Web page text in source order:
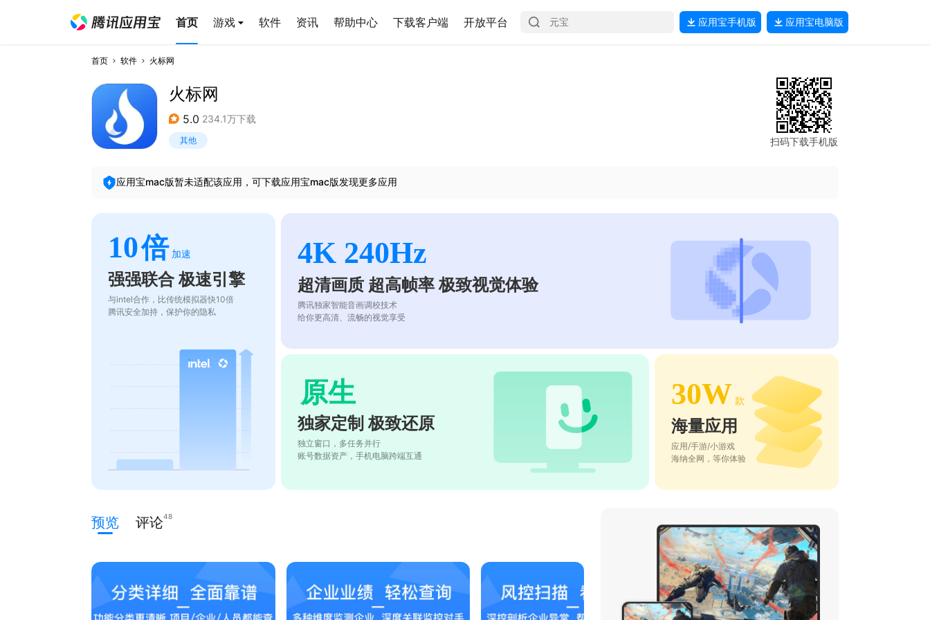
首页 游戏 软件 资讯 帮助中心 下载客户端 开放平台 应用宝手机版 应用宝电脑版
首页 软件 火标网
火标网
5.0 234.1万下载
其他 扫码下载手机版
应用宝mac版暂未适配该应用，可下载应用宝mac版发现更多应用
10倍 加速
强强联合 极速引擎
与intel合作，比传统模拟器快10倍
腾讯安全加持，保护你的隐私
4K 240Hz
超清画质 超高帧率 极致视觉体验
腾讯独家智能音画调校技术
给你更高清、流畅的视觉享受
原生
独家定制 极致还原
独立窗口，多任务并行
账号数据资产，手机电脑跨端互通
30W 款
海量应用
应用/手游/小游戏
海纳全网，等你体验
预览 评论48